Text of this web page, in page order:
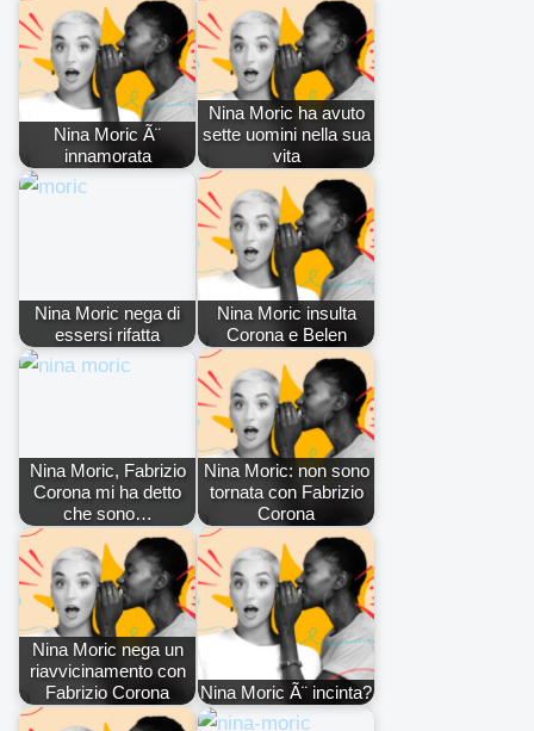
Nina Moric Ã¨
innamorata
Nina Moric ha avuto
sette uomini nella sua
vita
Nina Moric nega di
essersi rifatta
Nina Moric insulta
Corona e Belen
Nina Moric, Fabrizio
Corona mi ha detto
che sono…
Nina Moric: non sono
tornata con Fabrizio
Corona
Nina Moric nega un
riavvicinamento con
Fabrizio Corona
Nina Moric Ã¨ incinta?